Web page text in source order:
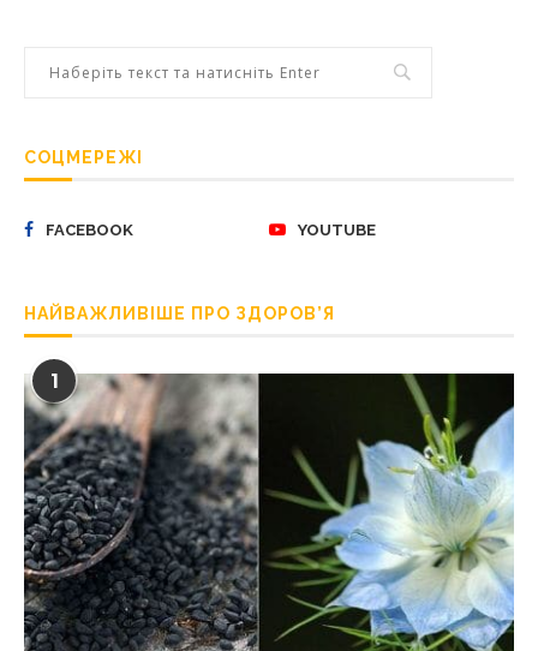
СОЦМЕРЕЖІ
FACEBOOK YOUTUBE
НАЙВАЖЛИВІШЕ ПРО ЗДОРОВ’Я
1